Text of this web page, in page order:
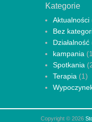
Kategorie
Aktualności
Bez
Działalność
kampania
Spotkania
Terapia (1)
Copyright © 2026